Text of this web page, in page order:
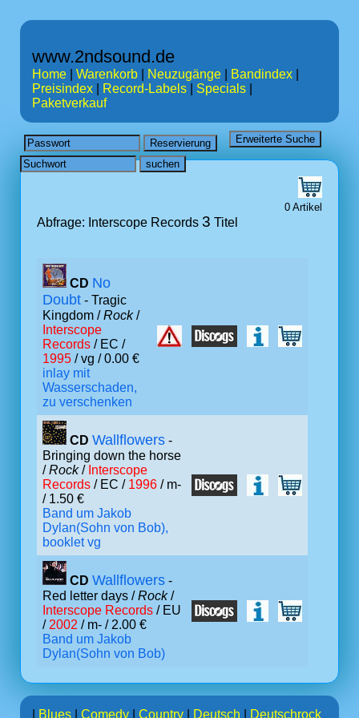
www.2ndsound.de
Home Warenkorb Neuzugänge Bandindex
Preisindex
Record-Labels Specials
Paketverkauf
0 Artikel
Abfrage: Interscope Records 3 Titel
CD No
Doubt - Tragic
Kingdom /Rock/
Interscope
Records / EC /
1995 / vg / 0.00 €
inlay mit
Wasserschaden,
zu verschenken
CD Wallflowers -
Bringing down the horse
/Rock/ Interscope
Records / EC / 1996 / m-
/ 1.50 €
Band um Jakob
Dylan(Sohn von Bob),
booklet vg
CD Wallflowers -
Red letter days /Rock/
Interscope Records / EU
/ 2002 / m- / 2.00 €
Band um Jakob
Dylan(Sohn von Bob)
Blues Comedy Country Deutsch Deutschrock